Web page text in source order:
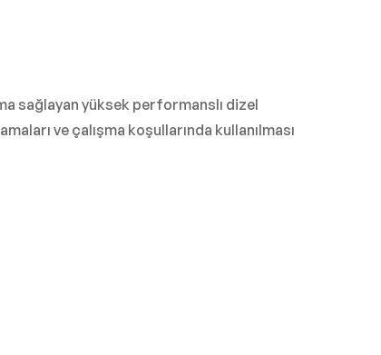
sağlayan yüksek performanslı dizel
ve çalışma koşullarında kullanılması